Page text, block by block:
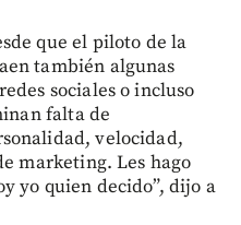
que el piloto de la
también algunas
sociales o incluso
falta de
velocidad,
marketing. Les hago
yo quien decido”, dijo a